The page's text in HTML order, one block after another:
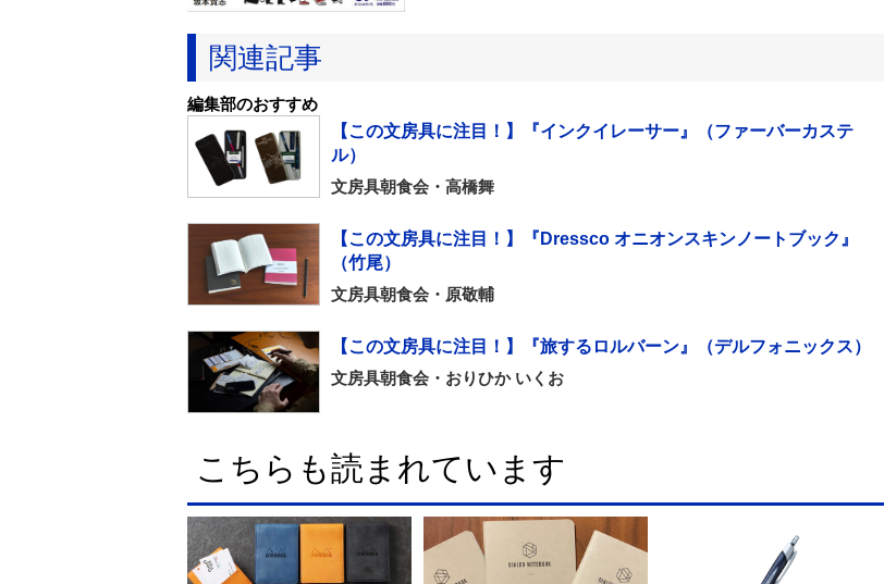
関連記事
編集部のおすすめ
【この文房具に注目！】『インクイレーサー』（ファーバーカステ
ル）
文房具朝食会・高橋舞
【この文房具に注目！】『Dressco オニオンスキンノートブック』
（竹尾）
文房具朝食会・原敬輔
【この文房具に注目！】『旅するロルバーン』（デルフォニックス）
文房具朝食会・おりひか いくお
こちらも読まれています